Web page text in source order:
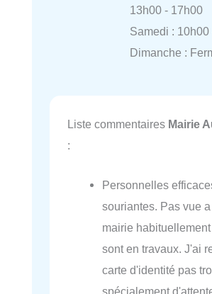
13h00 - 17h00
Samedi : 10h00
Dimanche :
Liste commentaires Mairie
:
Personnelles
souriantes. Pas vue
mairie
sont en travaux. J'ai
carte d'identité pas
spécialement